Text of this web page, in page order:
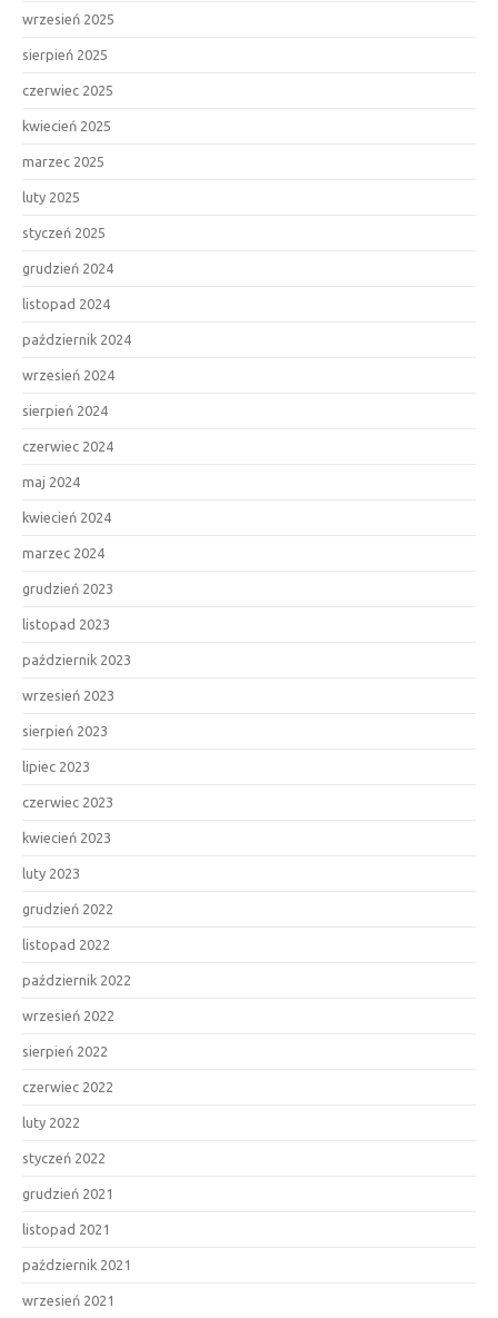
wrzesień 2025
sierpień 2025
czerwiec 2025
kwiecień 2025
marzec 2025
luty 2025
styczeń 2025
grudzień 2024
listopad 2024
październik 2024
wrzesień 2024
sierpień 2024
czerwiec 2024
maj 2024
kwiecień 2024
marzec 2024
grudzień 2023
listopad 2023
październik 2023
wrzesień 2023
sierpień 2023
lipiec 2023
czerwiec 2023
kwiecień 2023
luty 2023
grudzień 2022
listopad 2022
październik 2022
wrzesień 2022
sierpień 2022
czerwiec 2022
luty 2022
styczeń 2022
grudzień 2021
listopad 2021
październik 2021
wrzesień 2021